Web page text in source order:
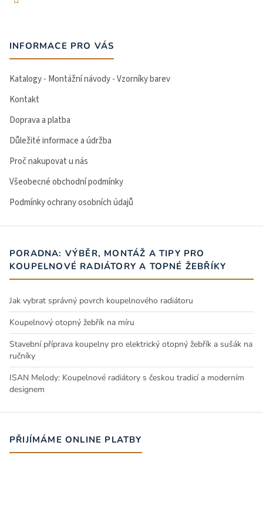
INFORMACE PRO VÁS
Katalogy - Montážní návody - Vzorníky barev
Kontakt
Doprava a platba
Důležité informace a údržba
Proč nakupovat u nás
Všeobecné obchodní podmínky
Podmínky ochrany osobních údajů
PORADNA: VÝBĚR, MONTÁŽ A TIPY PRO
KOUPELNOVÉ RADIÁTORY A TOPNÉ ŽEBŘÍKY
Jak vybrat správný povrch koupelnového radiátoru
Koupelnový otopný žebřík na míru
Stavební příprava koupelny pro elektrický otopný žebřík a sušák na
ručníky
ISAN Melody: Koupelnové radiátory s českou tradicí a moderním
designem
PŘIJÍMÁME ONLINE PLATBY